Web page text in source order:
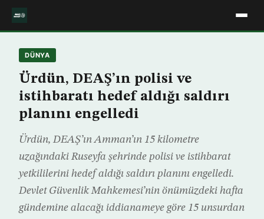
DÜNYA
Ürdün, DEAŞ’ın polisi ve
istihbaratı hedef aldığı saldırı
planını engelledi
Ürdün, DEAŞ’ın Amman’ın 15 kilometre
uzağındaki Ruseyfa şehrinde polisi ve istihbarat
yetkililerini hedef aldığı saldırı planını engelledi.
Devlet Güvenlik Mahkemesi’nin önümüzdeki hafta
gündemine alacağı iddianameye göre 15 unsurdan